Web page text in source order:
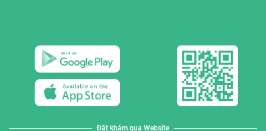
Đặt khám qua Website